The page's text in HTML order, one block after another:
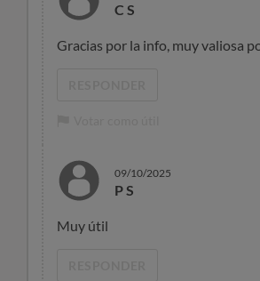
C S
Gracias por la info, muy valiosa
09/10/2025
P S
Muy útil